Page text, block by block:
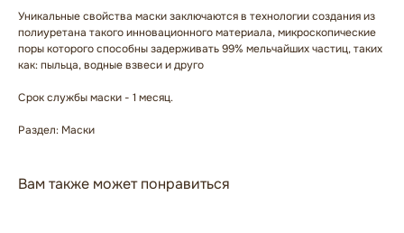
Уникальные свойства маски заключаются в технологии создания из
полиуретана такого инновационного материала, микроскопические
поры которого способны задерживать 99% мельчайших частиц, таких
как: пыльца, водные взвеси и друго
Срок службы маски - 1 месяц.
Раздел: Маски
Вам также может понравиться
КАТАЛОГ
БРЕНДЫ
ДОСТАВКА
КОНТАКТЫ
ГЛАВНАЯ